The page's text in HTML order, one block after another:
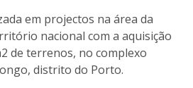
em projectos na área da
nacional com a aquisição
de terrenos, no complexo
distrito do Porto.